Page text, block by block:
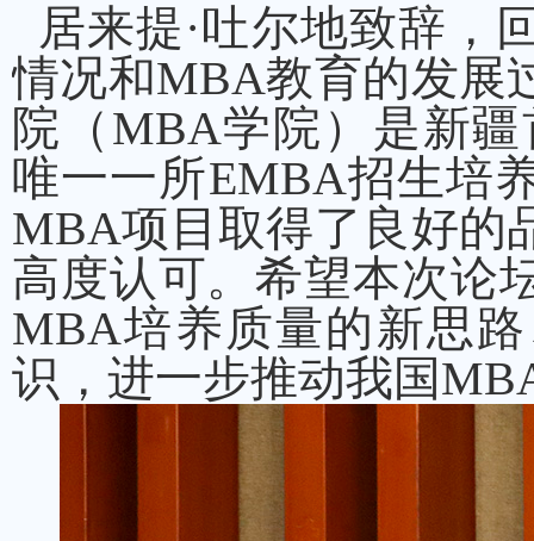
居来提·吐尔地致辞，
情况和MBA教育的发展
院（MBA学院）是新
唯一一所EMBA招生培
MBA项目取得了良好的
高度认可。希望本次论
MBA培养质量的新思
识，进一步推动我国